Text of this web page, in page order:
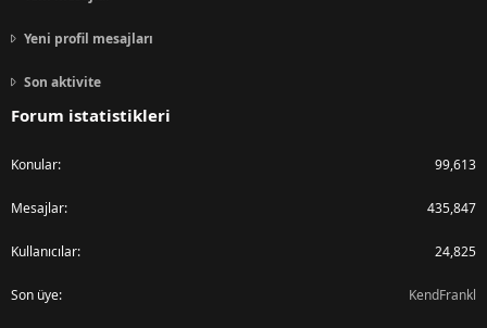
Yeni profil mesajları
Son aktivite
Forum istatistikleri
Konular 99,613
Mesajlar 435,847
Kullanıcılar 24,825
Son üye KendFrankl